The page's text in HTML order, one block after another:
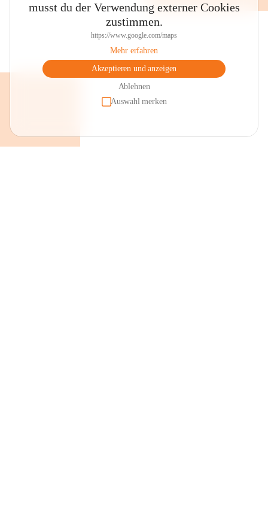
musst du der Verwendung externer Cookies
zustimmen.
https://www.google.com/maps
Mehr erfahren
Akzeptieren und anzeigen
Ablehnen
Auswahl merken